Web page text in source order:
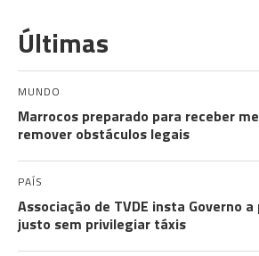
Últimas
MUNDO
Marrocos preparado para receber
remover obstáculos legais
PAÍS
Associação de TVDE insta Governo
justo sem privilegiar táxis